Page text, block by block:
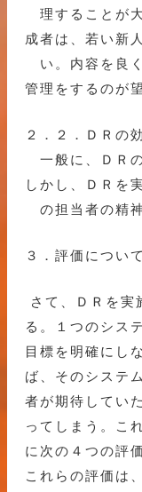
理することが
成者は、若い新
い。内容を良
管理をするのが
２．２．ＤＲの
一般に、ＤＲ
しかし、ＤＲを
の担当者の精
３．評価について
さて、ＤＲを実
る。１つのシス
目標を明確にし
ば、そのシステ
者が期待してい
ってしまう。こ
に次の４つの評
これらの評価は